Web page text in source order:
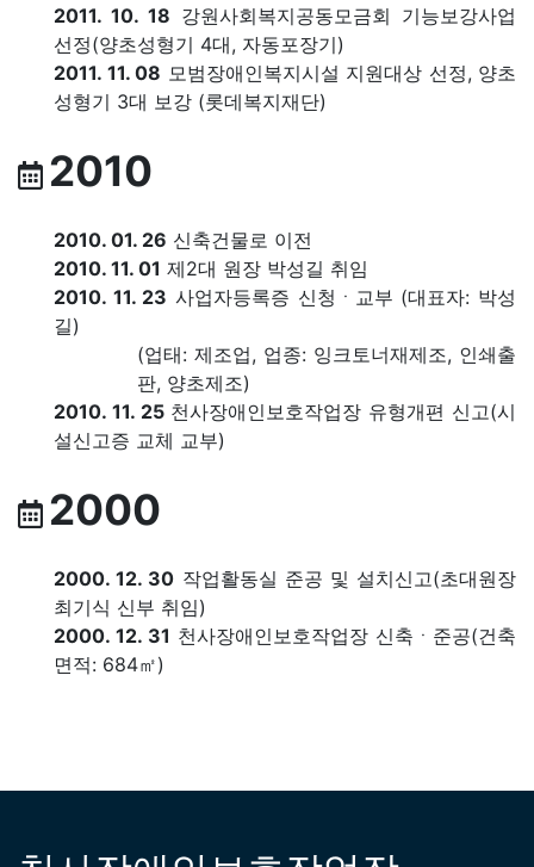
2011. 10. 18 강원사회복지공동모금회 기능보강사업
선정(양초성형기 4대, 자동포장기)
2011. 11. 08 모범장애인복지시설 지원대상 선정, 양초
성형기 3대 보강 (롯데복지재단)
2010
2010. 01. 26 신축건물로 이전
2010. 11. 01 제2대 원장 박성길 취임
2010. 11. 23 사업자등록증 신청ㆍ교부 (대표자: 박성
길)
(업태: 제조업, 업종: 잉크토너재제조, 인쇄출
판, 양초제조)
2010. 11. 25천사장애인보호작업장 유형개편 신고(시
설신고증 교체 교부)
2000
2000. 12. 30 작업활동실 준공 및 설치신고(초대원장
최기식 신부 취임)
2000. 12. 31 천사장애인보호작업장 신축ㆍ준공(건축
면적: 684㎡)